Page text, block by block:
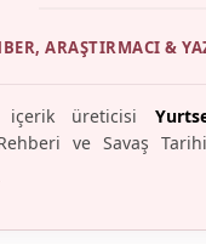
ARAŞTIRMACI &
içerik üreticisi
ve Savaş